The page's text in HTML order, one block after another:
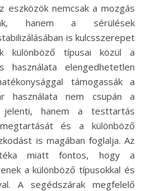
eszközök nemcsak a mozgás
hanem a sérülések
is kulcsszerepet
különböző típusai közül a
használata elengedhetetlen
támogassák a
használata nem csupán a
jelenti, hanem a testtartás
és a különböző
is magában foglalja. Az
miatt fontos, hogy a
a különböző típusokkal és
A segédszárak megfelelő